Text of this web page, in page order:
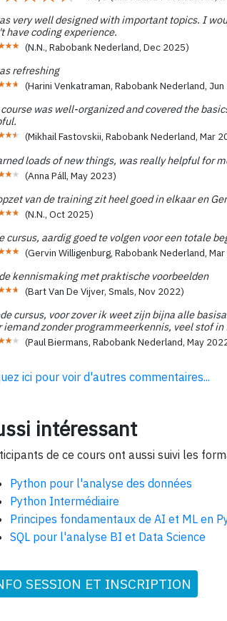
very well designed with important topics. I
have coding experience.
(N.N., Rabobank Nederland, Dec 2025)
refreshing
(Harini Venkatraman, Rabobank Nederland, Jun
was well-organized and covered the
(Mikhail Fastovskii, Rabobank Nederland, Mar
loads of new things, was really helpful for
(Anna Páll, May 2023)
van de training zit heel goed in elkaar en
(N.N., Oct 2025)
cursus, aardig goed te volgen voor een totale
(Gervin Willigenburg, Rabobank Nederland,
kennismaking met praktische voorbeelden
(Bart Van De Vijver, Smals, Nov 2022)
cursus, voor zover ik weet zijn bijna alle
iemand zonder programmeerkennis, veel stof
(Paul Biermans, Rabobank Nederland, May
ici pour voir d'autres commentaires...
intéressant
de ce cours ont aussi suivi les
Python pour l'analyse des données
Python Intermédiaire
Principes fondamentaux de AI et ML en
SQL pour l'analyse BI et Data Science
SESSION ET INSCRIPTION